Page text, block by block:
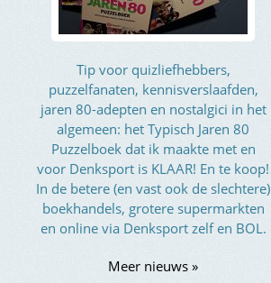
Tip voor quizliefhebbers,
puzzelfanaten, kennisverslaafden,
jaren 80-adepten en nostalgici in het
algemeen: het Typisch Jaren 80
Puzzelboek dat ik maakte met en
voor Denksport is KLAAR! En te koop!
In de betere (en vast ook de slechtere)
boekhandels, grotere supermarkten
en online via Denksport zelf en BOL.
Meer nieuws »